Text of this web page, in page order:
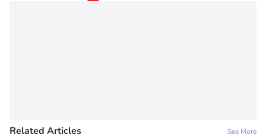
Related Articles See More